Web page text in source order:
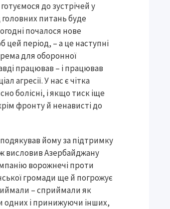
до зустрічей у
питань буде
почалося нове
цей період, – а це наступні
для оборонної
працював – і працював
агресії. У нас є чітка
болісні, і якщо тиск іще
фронту й ненависті до
йому за підтримку
висловив Азербайджану
ворожнечі проти
громади ще й погрожує
– сприймали як
одних і принижуючи інших,